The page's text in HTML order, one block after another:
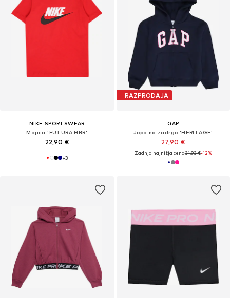
NIKE SPORTSWEAR
Majica 'FUTURA HBR'
22,90 €
+3
RAZPRODAJA
GAP
Jopa na zadrgo 'HERITAGE'
27,90 €
Zadnja najnižja cena31,93 €-12%